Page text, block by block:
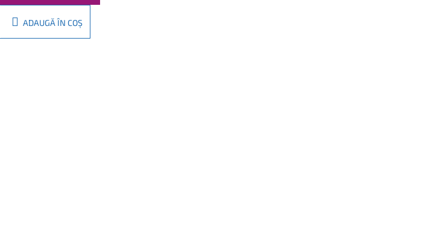
ADAUGĂ ÎN COŞ